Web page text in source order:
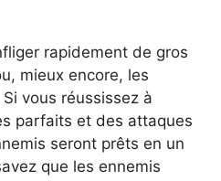
rapidement de gros
mieux encore, les
vous réussissez à
parfaits et des attaques
seront prêts en un
que les ennemis